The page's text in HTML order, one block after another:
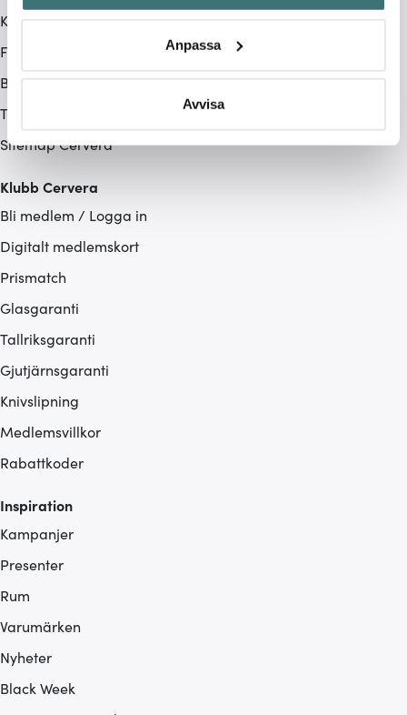
Identifiera din enhet genom att aktivt skanna den för
Ta reda på mer om hur dina personliga uppgifter
Du kan ändra eller dra tillbaka ditt samtycke när som
ska anpassas efter det som vi tror att du tycker om. Det
gör också att vi kan analysera vår trafik och göra
som du vill dela med dig av.
Anpassa
Avvisa
Karriärsida
Franchisetagare
Bildbank för press
Tillgänglighet
Sitemap Cervera
Klubb Cervera
Bli medlem / Logga in
Digitalt medlemskort
Prismatch
Glasgaranti
Tallriksgaranti
Gjutjärnsgaranti
Knivslipning
Medlemsvillkor
Rabattkoder
Inspiration
Kampanjer
Presenter
Rum
Varumärken
Nyheter
Black Week